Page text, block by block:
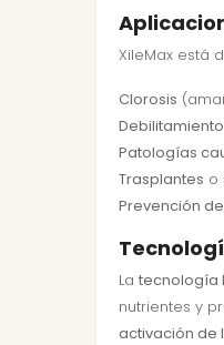
XileMax está
Clorosis
Patologías
Trasplantes o
Prevención
La tecnología
nutrientes y
activación de